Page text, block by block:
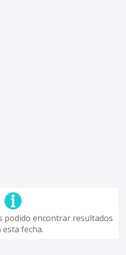
podido encontrar resultados
esta fecha.